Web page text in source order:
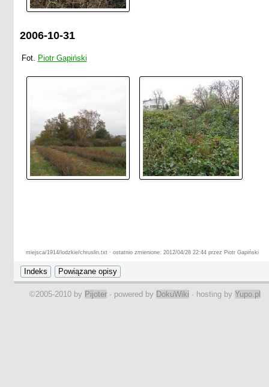
2006-10-31
Fot. Piotr Gapiński
miejsca/1914/lodzkie/chruslin.txt · ostatnio zmienione: 2012/04/28 22:44 przez Piotr Gapiński
©2005-2010 by Pijoter · powered by DokuWiki · hosting by Yupo.pl